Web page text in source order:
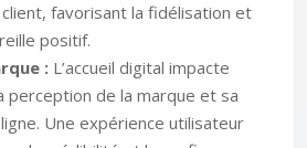
favorisant la fidélisation et
positif.
: L’accueil digital impacte
perception de la marque et sa
Une expérience utilisateur